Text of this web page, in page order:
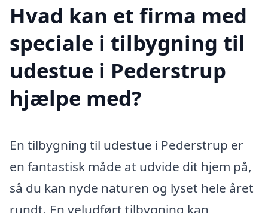
Hvad kan et firma med
speciale i tilbygning til
udestue i Pederstrup
hjælpe med?
En tilbygning til udestue i Pederstrup er
en fantastisk måde at udvide dit hjem på,
så du kan nyde naturen og lyset hele året
rundt. En veludført tilbygning kan